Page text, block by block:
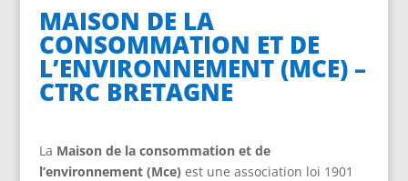
MAISON DE LA
CONSOMMATION ET DE
L’ENVIRONNEMENT (MCE) –
CTRC BRETAGNE
La Maison de la consommation et de
l’environnement (Mce) est une association loi 1901